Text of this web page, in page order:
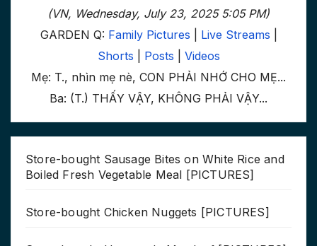
(VN, Wednesday, July 23, 2025 5:05 PM)
GARDEN Q: Family Pictures Live Streams
Shorts
Posts
Videos
Mẹ: T., nhìn mẹ nè, CON PHẢI NHỚ CHO MẸ...
Ba: (T.) THẤY VẬY, KHÔNG PHẢI VẬY...
Store-bought Sausage Bites on White Rice and
Boiled Fresh Vegetable Meal [PICTURES]
Store-bought Chicken Nuggets [PICTURES]